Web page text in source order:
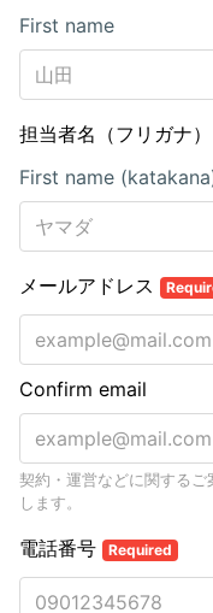
First name
担当者名（フリガナ）
First name
メールアドレス
Confirm email
契約・運営などに関する
します。
電話番号 Required